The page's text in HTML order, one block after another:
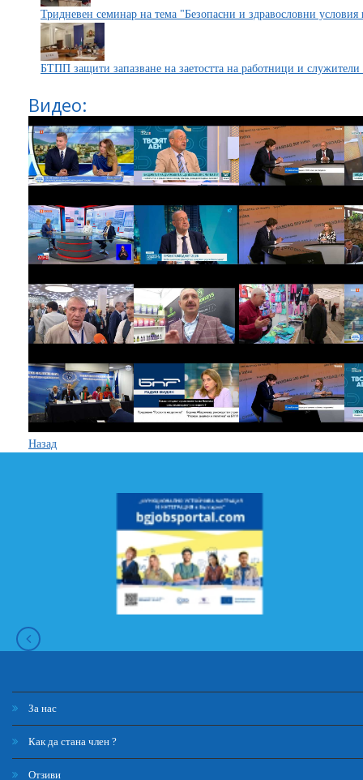
Тридневен семинар на тема "Безопасни и здравословни условия
БТПП защити запазване на заетостта на работници и
Видео:
Назад
За нас
Как да стана член ?
Отзиви